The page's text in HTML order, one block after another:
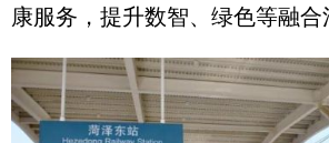
康服务，提升数智、绿色等融合